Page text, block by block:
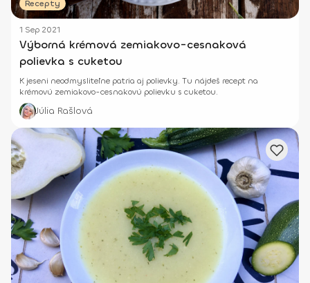
Recepty
1 Sep 2021
Výborná krémová zemiakovo-cesnaková
polievka s cuketou
K jeseni neodmysliteľne patria aj polievky. Tu nájdeš recept na
krémovú zemiakovo-cesnakovú polievku s cuketou.
Júlia Rašlová